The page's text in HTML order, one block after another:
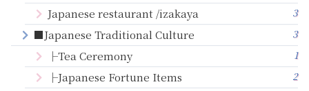
Japanese restaurant /izakaya 3
■Japanese Traditional Culture 3
├Tea Ceremony 1
├Japanese Fortune Items 2